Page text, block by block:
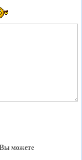
можете